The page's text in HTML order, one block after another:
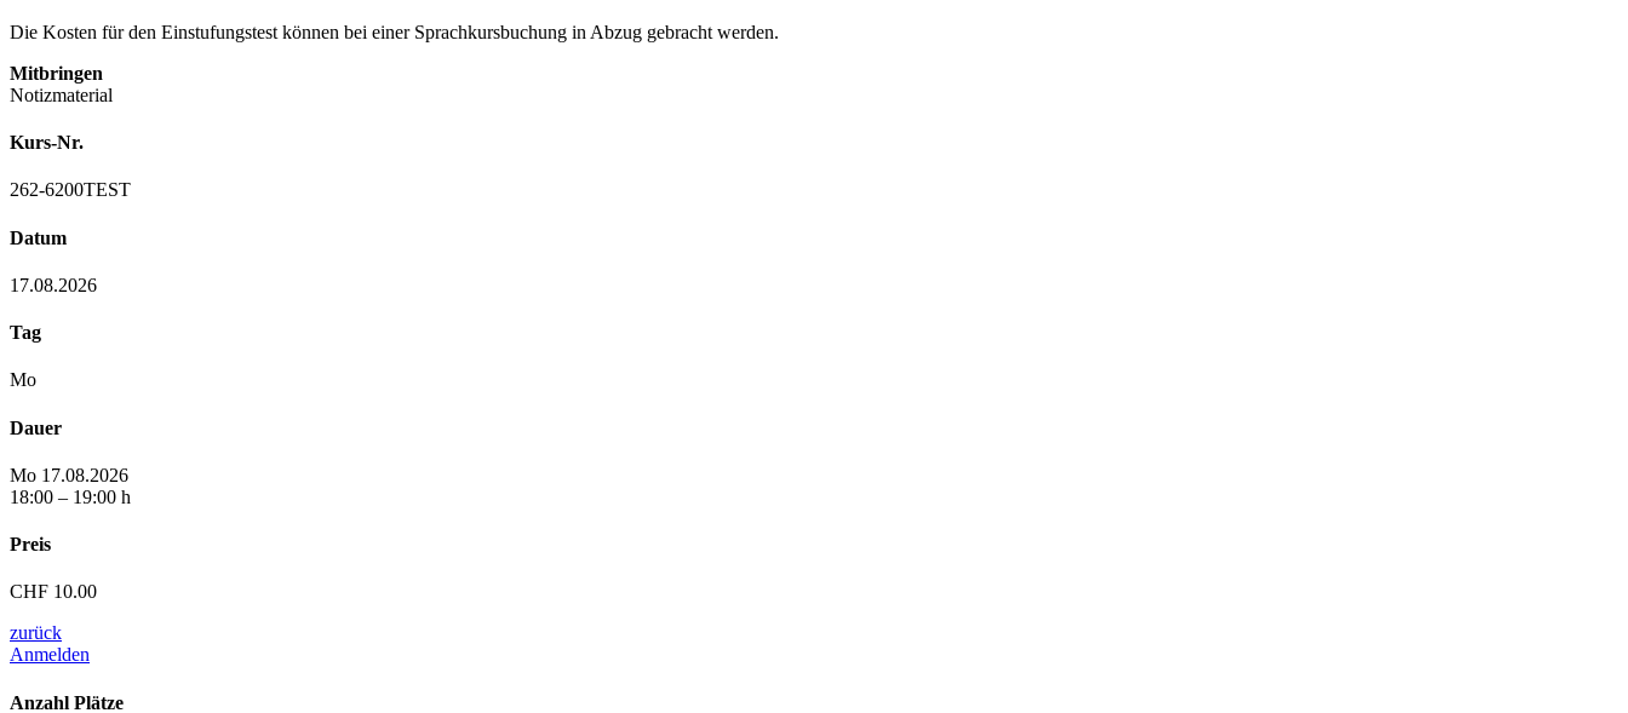
Die Kosten für den Einstufungstest können bei einer Sprachkursbuchung in Abzug gebracht werden.
Mitbringen
Notizmaterial
Kurs-Nr.
262-6200TEST
Datum
17.08.2026
Tag
Mo
Dauer
Mo 17.08.2026
18:00 – 19:00 h
Preis
CHF 10.00
zurück
Anmelden
Anzahl Plätze